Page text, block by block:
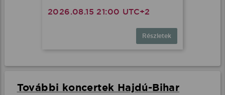
2026.08.15 21:00 UTC+2
Részletek
További koncertek Hajdú-Bihar